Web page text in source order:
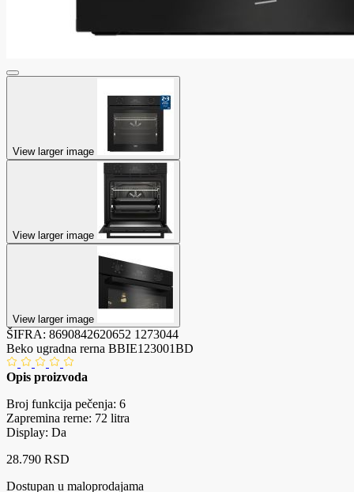
View larger image
View larger image
View larger image
ŠIFRA: 8690842620652 1273044
Beko ugradna rerna BBIE123001BD
Opis proizvoda
Broj funkcija pečenja: 6
Zapremina rerne: 72 litra
Display: Da
28.790 RSD
Dostupan u maloprodajama